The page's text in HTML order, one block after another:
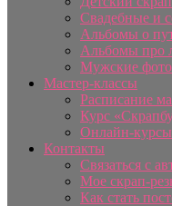
Свадебные и
Альбомы о
Альбомы про
Мужские
Мастер-классы
Расписание
Курс
Онлайн-
Контакты
Связаться с
Мое скрап-
Как стать